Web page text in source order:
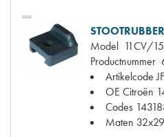
Model 11CV/
Productnummer
Artikelcode JF
OE Citroën
Codes
Maten